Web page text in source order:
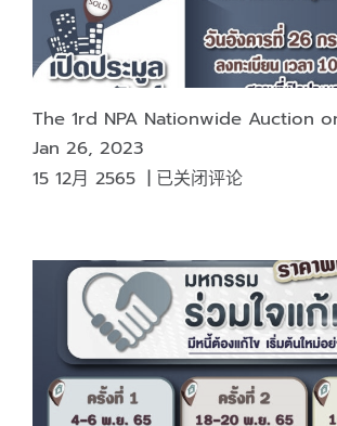
The 1rd NPA Nationwide Auction
Jan 26, 2023
15 12月 2565 | The
Nationwide
Auction
on
Thursday,
Jan
26,
2023
已关闭评论